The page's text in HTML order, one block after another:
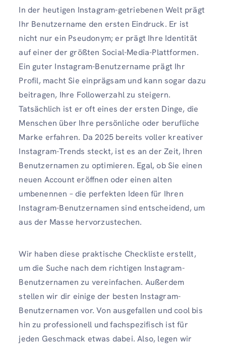
In der heutigen Instagram-getriebenen Welt prägt
Ihr Benutzername den ersten Eindruck. Er ist
nicht nur ein Pseudonym; er prägt Ihre Identität
auf einer der größten Social-Media-Plattformen.
Ein guter Instagram-Benutzername prägt Ihr
Profil, macht Sie einprägsam und kann sogar dazu
beitragen, Ihre Followerzahl zu steigern.
Tatsächlich ist er oft eines der ersten Dinge, die
Menschen über Ihre persönliche oder berufliche
Marke erfahren. Da 2025 bereits voller kreativer
Instagram-Trends steckt, ist es an der Zeit, Ihren
Benutzernamen zu optimieren. Egal, ob Sie einen
neuen Account eröffnen oder einen alten
umbenennen – die perfekten Ideen für Ihren
Instagram-Benutzernamen sind entscheidend, um
aus der Masse hervorzustechen.
Wir haben diese praktische Checkliste erstellt,
um die Suche nach dem richtigen Instagram-
Benutzernamen zu vereinfachen. Außerdem
stellen wir dir einige der besten Instagram-
Benutzernamen vor. Von ausgefallen und cool bis
hin zu professionell und fachspezifisch ist für
jeden Geschmack etwas dabei. Also, legen wir